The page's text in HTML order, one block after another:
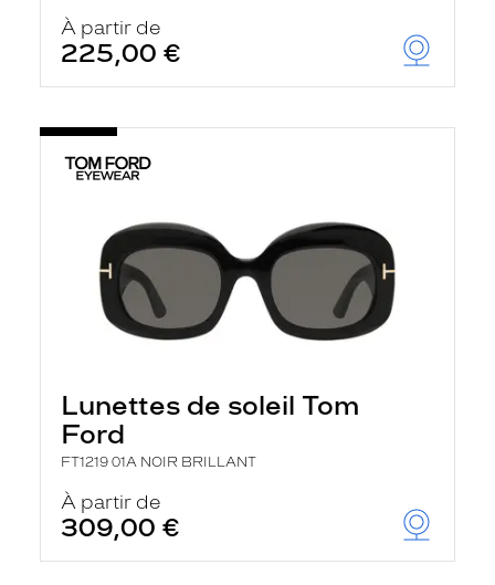
À partir de
225,00 €
Lunettes de soleil Tom
Ford
FT1219 01A NOIR BRILLANT
À partir de
309,00 €